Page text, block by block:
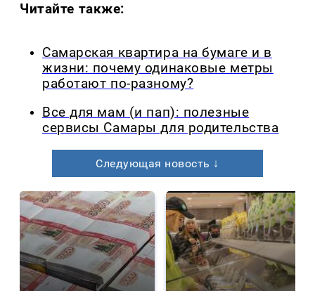
Читайте также:
Самарская квартира на бумаге и в
жизни: почему одинаковые метры
работают по-разному?
Все для мам (и пап): полезные
сервисы Самары для родительства
Следующая новость ↓